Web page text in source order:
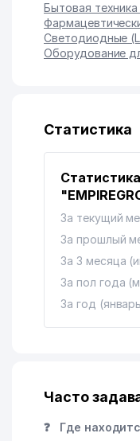
Бытовая
Светодиодные
Оборудование
Статистика
За текущий
За прошлый
За 3 месяца
За пол года
За год
Часто
❓ Где